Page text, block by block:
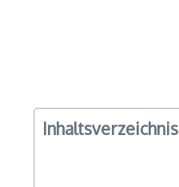
Inhaltsverzeichnis